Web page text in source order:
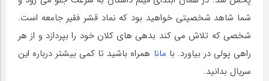
شما شاهد شخصیتی خواهید بود که نماد قشر فقیر جامعه است.
شخصی که تلاش می کند بدهی های کلان خود را بپردازد و از هر
راهی پولی در بیاورد. با مانا همراه باشید تا کمی بیشتر درباره این
سریال بدانید.